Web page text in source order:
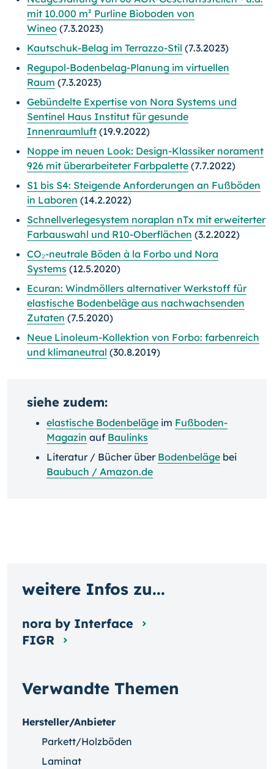
mit 10.000 m² Purline Bioboden von
Wineo (7.3.2023)
Kautschuk-Belag im Terrazzo-Stil (7.3.2023)
Regupol-Bodenbelag-Planung im virtuellen
Raum (7.3.2023)
Gebündelte Expertise von Nora Systems und
Sentinel Haus Institut für gesunde
Innenraumluft (19.9.2022)
Noppe im neuen Look: Design-Klassiker norament
926 mit überarbeiteter Farbpalette (7.7.2022)
S1 bis S4: Steigende Anforderungen an Fußböden
in Laboren (14.2.2022)
Schnellverlegesystem noraplan nTx mit erweiterter
Farbauswahl und R10-Oberflächen (3.2.2022)
CO₂-neutrale Böden à la Forbo und Nora
Systems (12.5.2020)
Ecuran: Windmöllers alternativer Werkstoff für
elastische Bodenbeläge aus nachwachsenden
Zutaten (7.5.2020)
Neue Linoleum-Kollektion von Forbo: farbenreich
und klimaneutral (30.8.2019)
siehe zudem:
elastische Bodenbeläge im Fußboden-
Magazin auf Baulinks
Literatur / Bücher über Bodenbeläge bei
Baubuch / Amazon.de
Verwandte Themen
Hersteller/Anbieter
Parkett/Holzböden
Laminat
weitere Infos zu...
nora by Interface
FIGR